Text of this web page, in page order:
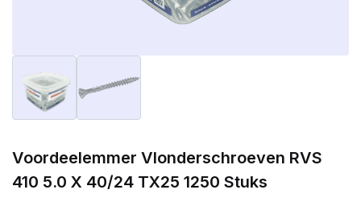
Voordeelemmer Vlonderschroeven RVS
410 5.0 X 40/24 TX25 1250 Stuks